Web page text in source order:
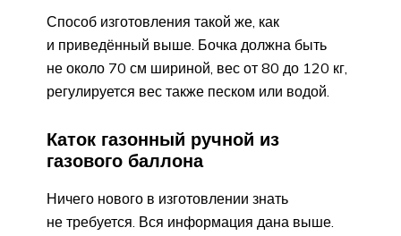
Способ изготовления такой же, как
и приведённый выше. Бочка должна быть
не около 70 см шириной, вес от 80 до 120 кг,
регулируется вес также песком или водой.
Каток газонный ручной из
газового баллона
Ничего нового в изготовлении знать
не требуется. Вся информация дана выше.